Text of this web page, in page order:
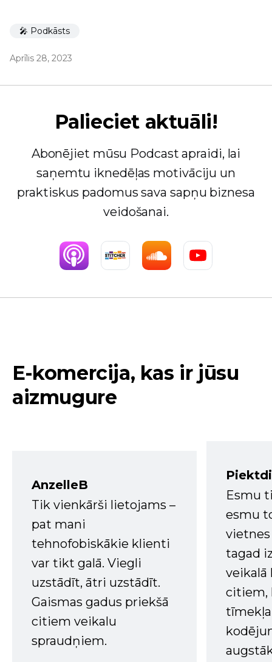
🎤 Podkāsts
Aprīlis 28, 2023
Palieciet aktuāli!
Abonējiet mūsu Podcast apraidi, lai
saņemtu iknedēļas motivāciju un
praktiskus padomus sava sapņu biznesa
veidošanai.
E-komercija, kas ir jūsu
aizmugure
AnzelleB
Tik vienkārši lietojams –
pat mani
tehnofobiskākie klienti
var tikt galā. Viegli
uzstādīt, ātri uzstādīt.
Gaismas gadus priekšā
citiem veikalu
spraudņiem.
Esmu
esmu
tagad
veikalā
citiem,
tīmekļa